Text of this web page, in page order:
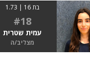
בת 16 | 1.73
#18
עמית שטרית
מצליב/ה